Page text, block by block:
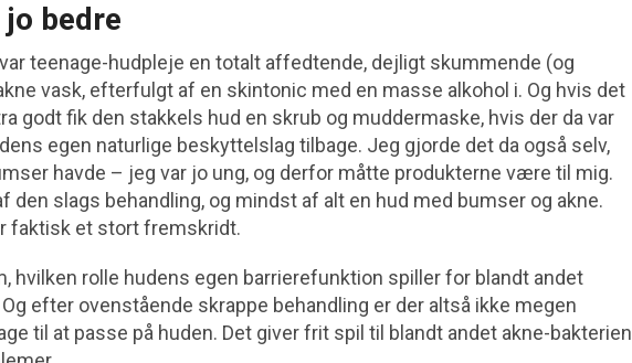
bedre
teenage-hudpleje en totalt affedtende, dejligt skummende (og
vask, efterfulgt af en skintonic med en masse alkohol i. Og hvis det
godt fik den stakkels hud en skrub og muddermaske, hvis der da var
egen naturlige beskyttelslag tilbage. Jeg gjorde det da også selv,
havde – jeg var jo ung, og derfor måtte produkterne være til mig.
den slags behandling, og mindst af alt en hud med bumser og akne.
faktisk et stort fremskridt.
hvilken rolle hudens egen barrierefunktion spiller for blandt andet
efter ovenstående skrappe behandling er der altså ikke megen
til at passe på huden. Det giver frit spil til blandt andet akne-bakterien